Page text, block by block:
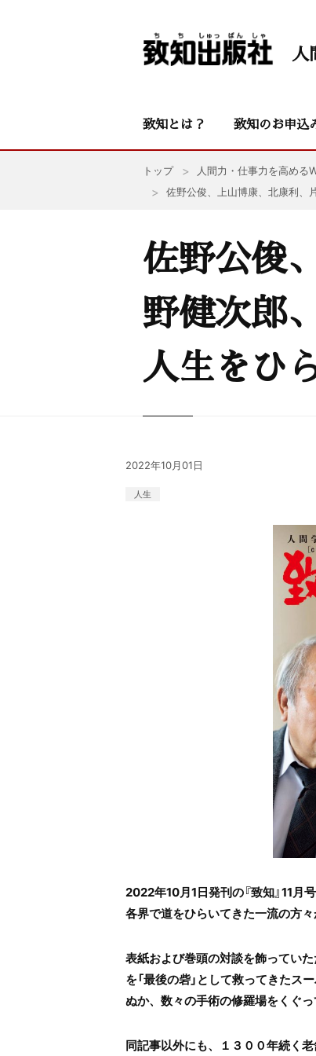
人
致知とは？ 致知のお申込
トップ 人間力・仕事力を高める
佐野公俊、上山博康、北康利、
佐野公俊
野健次郎
人生をひ
2022年10月01日
人生
2022年10月1日発刊の『致知』11月
各界で道をひらいてきた一流の方々
表紙および巻頭の対談を飾ってい
を「最後の砦」として救ってきた
ぬか、数々の手術の修羅場をくぐ
同記事以外にも、１３００年続く